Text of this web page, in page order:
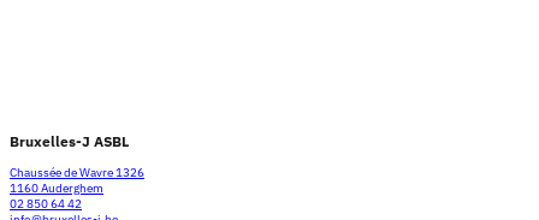
Bruxelles-J ASBL
Chaussée de Wavre 1326
1160 Auderghem
02 850 64 42